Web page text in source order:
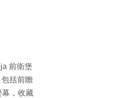
前衛堡
括前瞻
幕，收藏